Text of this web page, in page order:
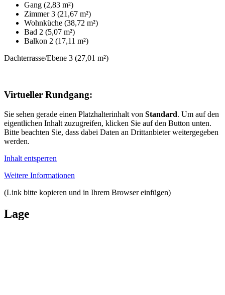
Gang (2,83 m²)
Zimmer 3 (21,67 m²)
Wohnküche (38,72 m²)
Bad 2 (5,07 m²)
Balkon 2 (17,11 m²)
Dachterrasse/Ebene 3 (27,01 m²)
Virtueller Rundgang:
Sie sehen gerade einen Platzhalterinhalt von Standard. Um auf den
eigentlichen Inhalt zuzugreifen, klicken Sie auf den Button unten.
Bitte beachten Sie, dass dabei Daten an Drittanbieter weitergegeben
werden.
Inhalt entsperren
Weitere Informationen
(Link bitte kopieren und in Ihrem Browser einfügen)
Lage